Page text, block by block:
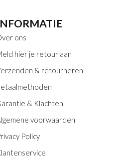
ons
hier je retour aan
& retourneren
& Klachten
voorwaarden
Policy